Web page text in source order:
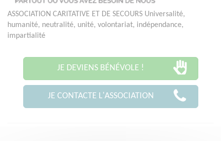
ASSOCIATION CARITATIVE ET DE SECOURS Universalité,
humanité, neutralité, unité, volontariat, indépendance,
impartialité
JE DEVIENS BÉNÉVOLE !
JE CONTACTE L'ASSOCIATION